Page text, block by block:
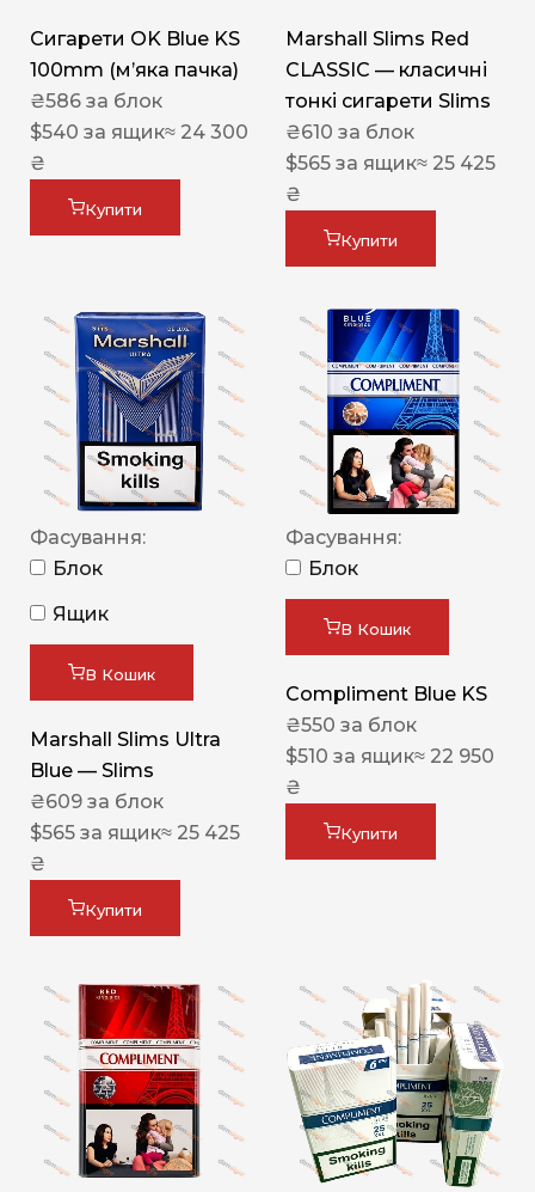
Сигарети OK Blue KS
100mm (м’яка пачка)
₴586 за блок
$540 за ящик≈ 24 300
₴
Купити
Marshall Slims Red
CLASSIC — класичні
тонкі сигарети Slims
₴610 за блок
$565 за ящик≈ 25 425
₴
Купити
Фасування:
Блок
Ящик
В Кошик
Marshall Slims Ultra
Blue — Slims
₴609 за блок
$565 за ящик≈ 25 425
₴
Купити
Фасування:
Блок
В Кошик
Compliment Blue KS
₴550 за блок
$510 за ящик≈ 22 950
₴
Купити